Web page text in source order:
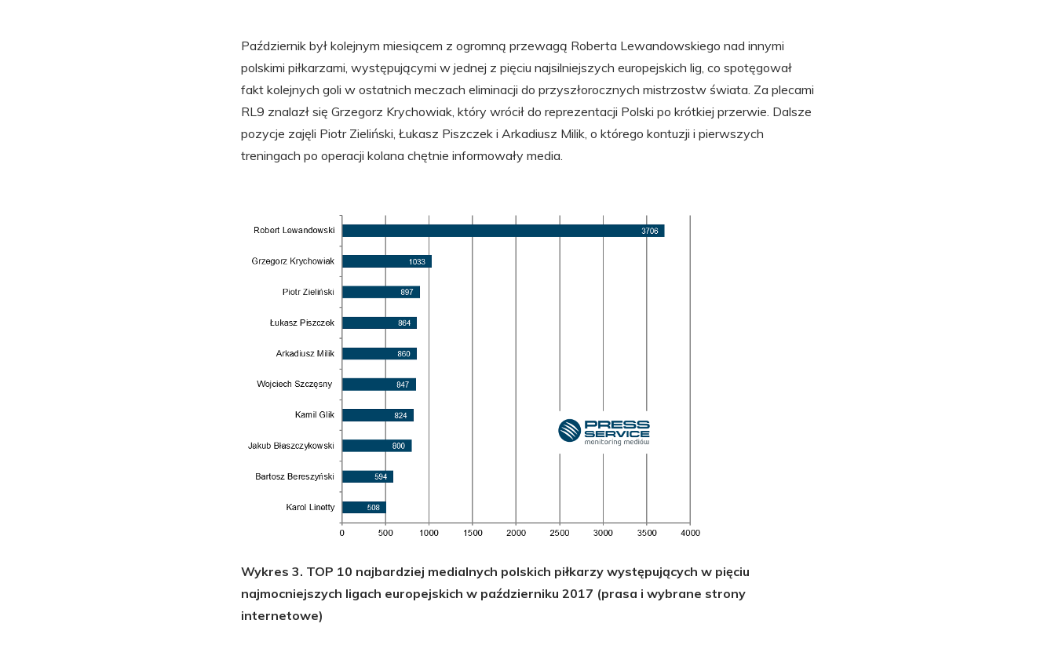
Październik był kolejnym miesiącem z ogromną przewagą Roberta Lewandowskiego nad innymi
polskimi piłkarzami, występującymi w jednej z pięciu najsilniejszych europejskich lig, co spotęgował
fakt kolejnych goli w ostatnich meczach eliminacji do przyszłorocznych mistrzostw świata. Za plecami
RL9 znalazł się Grzegorz Krychowiak, który wrócił do reprezentacji Polski po krótkiej przerwie. Dalsze
pozycje zajęli Piotr Zieliński, Łukasz Piszczek i Arkadiusz Milik, o którego kontuzji i pierwszych
treningach po operacji kolana chętnie informowały media.
Wykres 3. TOP 10 najbardziej medialnych polskich piłkarzy występujących w pięciu
najmocniejszych ligach europejskich w październiku 2017 (prasa i wybrane strony
internetowe)